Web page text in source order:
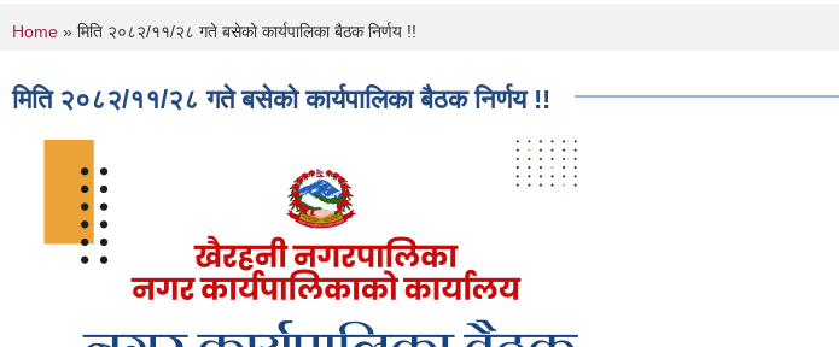
You are here
Home » मिति २०८२/११/२८ गते बसेको कार्यपालिका बैठक निर्णय !!
मिति २०८२/११/२८ गते बसेको कार्यपालिका बैठक निर्णय !!